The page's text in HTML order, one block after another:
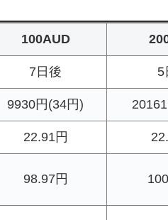
100AUD
7日後 5
9930円(34円)
22.91円
98.97円